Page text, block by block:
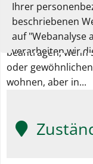
Ihrer
beschriebenen
auf "Webanalyse
verarbeiten wir
können die
Sie können Ihre
finden Sie auch
Als deutscher
beantragen, wenn
oder
wohnen, aber in...